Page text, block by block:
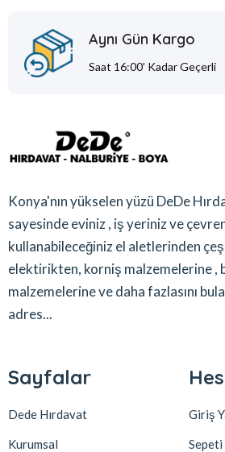
Aynı Gün Kargo
Saat 16:00' Kadar Geçerli
Konya'nın yükselen yüzü DeDe
sayesinde eviniz , iş yeriniz ve
kullanabileceğiniz el aletlerinden
elektirikten, korniş malzemelerine ,
malzemelerine ve daha fazlasını
adres...
Sayfalar
Dede Hırdavat
Kurumsal
Giriş